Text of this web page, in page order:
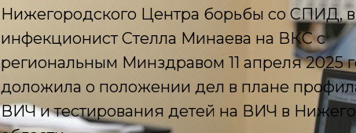
Нижегородского Центра борьбы со СПИД,
инфекционист Стелла Минаева на ВКС с
региональным Минздравом 11 апреля 2025
доложила о положении дел в плане
ВИЧ и тестирования детей на ВИЧ в